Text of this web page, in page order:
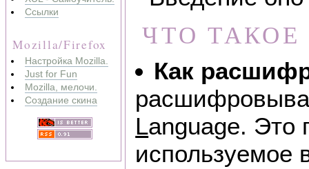
Ссылки
Mozilla/Firefox
Настройка Mozilla.
Just for Fun
Mozilla, мелочи.
Создание скина
ЧТО ТАКОЕ
Как
Language. Это
используемое